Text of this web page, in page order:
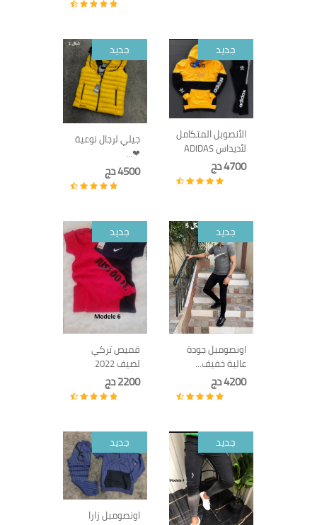
جديد
الأنصوبل المتكامل
لأديداس ADIDAS
4700 دج
جديد
جيلي لرجال نوعية
❤...
4500 دج
جديد
اونصومبل جودة
عالية خفيف...
4200 دج
جديد
قميص تركي
لصيف 2022
2200 دج
جديد جديد
اونصومبل زارا